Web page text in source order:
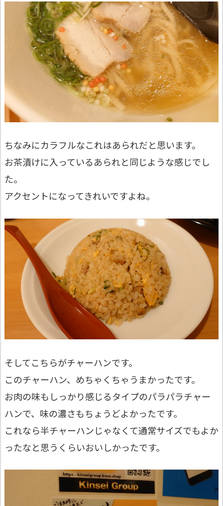
ちなみにカラフルなこれはあられだと思います。
お茶漬けに入っているあられと同じような感じでし
た。
アクセントになってきれいですよね。
そしてこちらがチャーハンです。
このチャーハン、めちゃくちゃうまかったです。
お肉の味もしっかり感じるタイプのパラパラチャー
ハンで、味の濃さもちょうどよかったです。
これなら半チャーハンじゃなくて通常サイズでもよか
ったなと思うくらいおいしかったです。